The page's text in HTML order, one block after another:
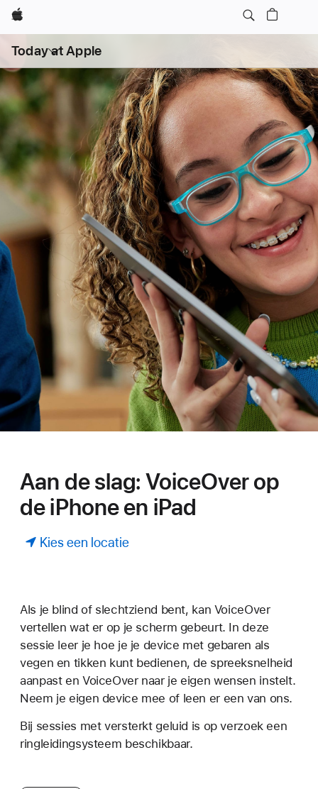
Apple
Today at Apple
menu
Aan de slag: VoiceOver op
de iPhone en iPad
Kies een locatie
Als je blind of slechtziend bent, kan VoiceOver
vertellen wat er op je scherm gebeurt. In deze
sessie leer je hoe je je device met gebaren als
vegen en tikken kunt bedienen, de spreeksnelheid
aanpast en VoiceOver naar je eigen wensen instelt.
Neem je eigen device mee of leen er een van ons.
Bij sessies met versterkt geluid is op verzoek een
ringleidingsysteem beschikbaar.